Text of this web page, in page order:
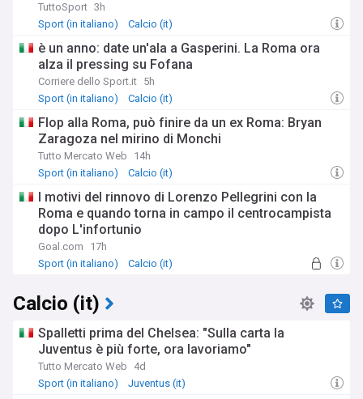
TuttoSport 3h
Sport (in italiano)
Calcio (it)
è un anno: date un'ala a Gasperini. La Roma ora
alza il pressing su Fofana
Corriere dello Sport.it 5h
Sport (in italiano)
Calcio (it)
Flop alla Roma, può finire da un ex Roma: Bryan
Zaragoza nel mirino di Monchi
Tutto Mercato Web
14h
Sport (in italiano)
Calcio (it)
I motivi del rinnovo di Lorenzo Pellegrini con la
Roma e quando torna in campo il centrocampista
dopo L'infortunio
Goal.com
17h
Sport (in italiano)
Calcio (it)
Calcio (it)
Spalletti prima del Chelsea: "Sulla carta la
Juventus è più forte, ora lavoriamo"
Tutto Mercato Web
4d
Sport (in italiano)
Juventus (it)